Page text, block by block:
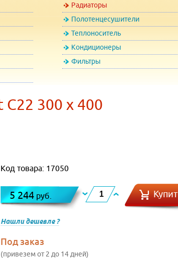
Радиаторы
Полотенцесушители
Теплоноситель
Кондиционеры
Фильтры
300 x 400
Код товара: 17050
5 244 руб.
Нашли дешевле ?
Под заказ
(привезем от 2 до 14 дней)